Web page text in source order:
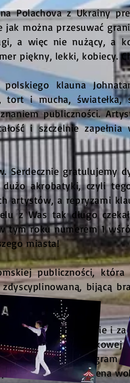
Polachova z Ukrainy
można przesuwać
a więc nie nużący, a
piękny, lekki, kobiecy.
polskiego klauna
i mucha, światełka,
publiczności.
i szczelnie zapełnia
Serdecznie gratulujemy
akrobatyki, czyli
artystów, a repryzami
z Was tak długo
tym roku numerem 1
miasta!
publiczności,
bijącą
fantastyczne przyjęcie i
o stan sztuki cyrkowej
namiotu. Program
się udać. Arena